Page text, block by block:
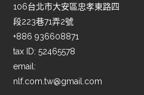
106台北市大安區忠孝東路四
段223巷71弄2號
+886 936608871
tax ID: 52465578
email:
nlf.com.tw@gmail.com